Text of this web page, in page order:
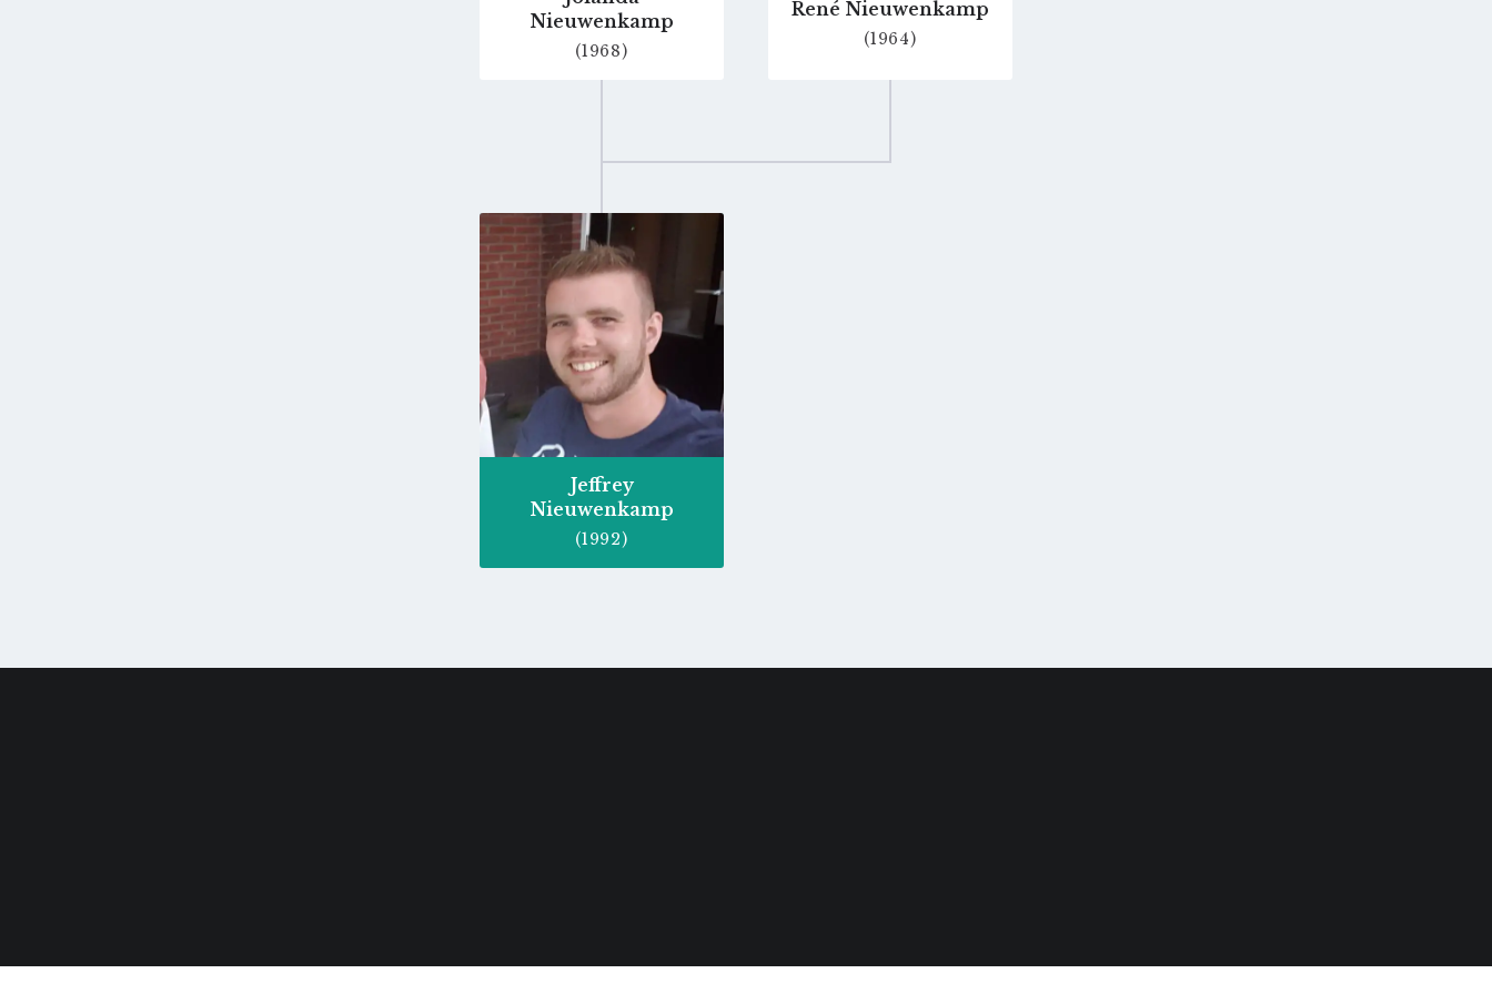
Nieuwenkamp
(1968)
René Nieuwenkamp
(1964)
Go
to
profile
page
Jeffrey
Nieuwenkamp
(1992)